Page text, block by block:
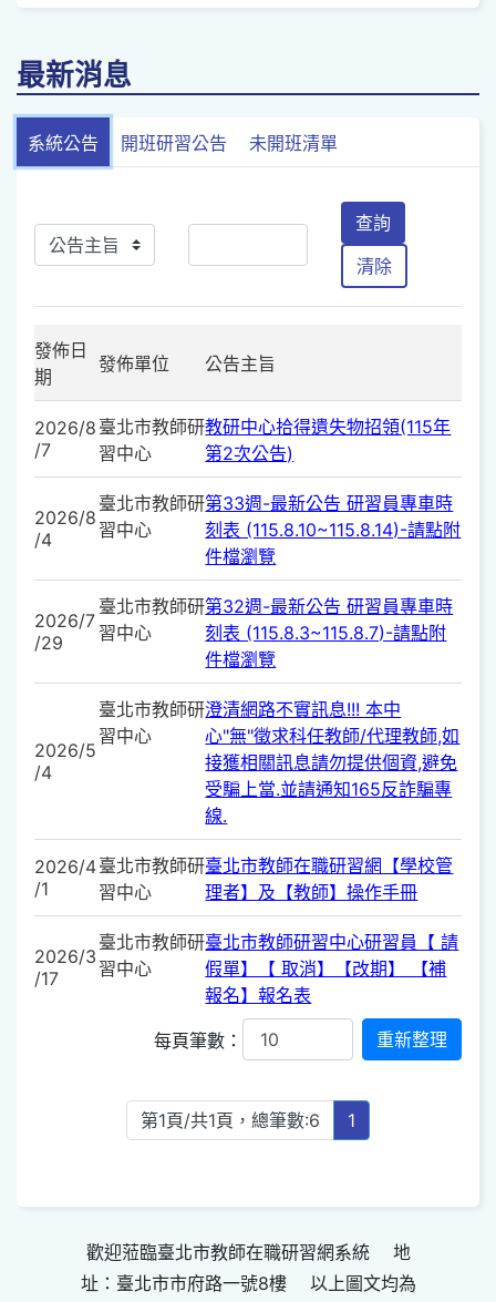
最新消息
系統公告 開班研習公告 未開班清單
查詢
清除
發佈日
期
發佈單位 公告主旨
2026/8
/7
臺北市教師研
習中心
教研中心拾得遺失物招領(115年
第2次公告)
2026/8
/4
臺北市教師研
習中心
第33週-最新公告 研習員專車時
刻表 (115.8.10~115.8.14)-請點附
件檔瀏覽
2026/7
/29
臺北市教師研
習中心
第32週-最新公告 研習員專車時
刻表 (115.8.3~115.8.7)-請點附
件檔瀏覽
2026/5
/4
臺北市教師研
習中心
澄清網路不實訊息!!! 本中
心"無"徵求科任教師/代理教師,如
接獲相關訊息請勿提供個資,避免
受騙上當.並請通知165反詐騙專
線.
2026/4
/1
臺北市教師研
習中心
臺北市教師在職研習網【學校管
理者】及【教師】操作手冊
2026/3
/17
臺北市教師研
習中心
臺北市教師研習中心研習員【 請
假單】【 取消】【改期】 【補
報名】報名表
每頁筆數：
第1頁/共1頁，總筆數:6 1
歡迎蒞臨臺北市教師在職研習網系統 地
址：臺北市市府路一號8樓 以上圖文均為